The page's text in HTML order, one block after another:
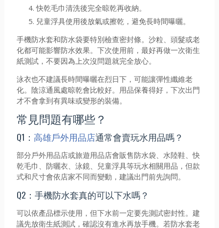
快乾毛巾清洗後完全晾乾再收納。
兒童浮具使用後放氣或擦乾，避免長時間曝曬。
手機防水套和防水袋要特別檢查密封條。沙粒、頭髮或老
化都可能影響防水效果。下次使用前，最好再做一次衛生
紙測試，不要因為上次沒問題就完全放心。
泳衣也不建議長時間曝曬在烈日下，可能讓彈性纖維老
化。陰涼通風處晾乾會比較好。用品保養得好，下次出門
才不會拿到有異味或變形的裝備。
常見問題有哪些？
Q1： 高雄戶外用品店通常會賣玩水用品嗎？
部分戶外用品店或旅遊用品店會販售防水袋、水陸鞋、快
乾毛巾、防曬衣、泳鏡、兒童浮具等玩水相關用品，但款
式和尺寸會依店家不同而變動，建議出門前先詢問。
Q2：手機防水套真的可以下水嗎？
可以依產品標示使用，但下水前一定要先測試密封性。建
議先放衛生紙測試，確認沒有進水再放手機。若防水套老